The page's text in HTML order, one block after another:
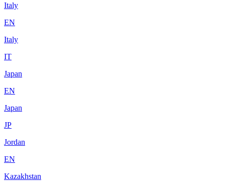
Italy
EN
Italy
IT
Japan
EN
Japan
JP
Jordan
EN
Kazakhstan